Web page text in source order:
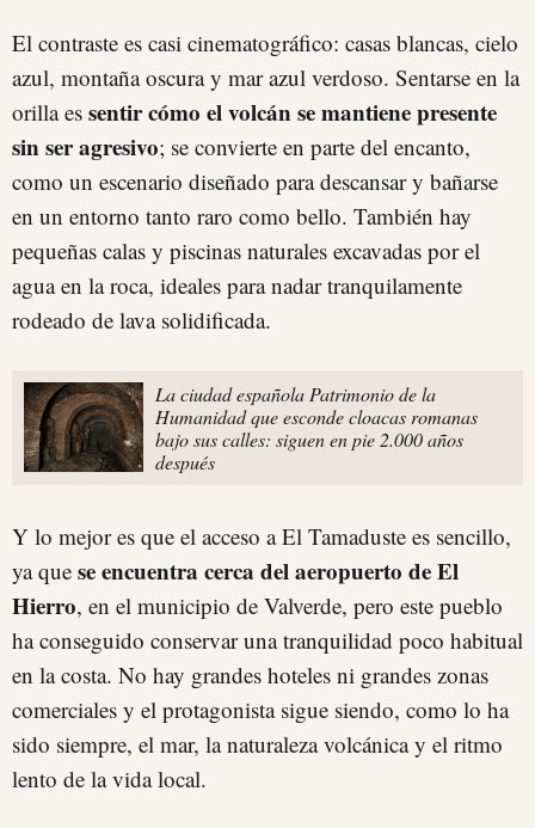
El contraste es casi cinematográfico: casas blancas, cielo
azul, montaña oscura y mar azul verdoso. Sentarse en la
orilla es sentir cómo el volcán se mantiene presente
sin ser agresivo; se convierte en parte del encanto,
como un escenario diseñado para descansar y bañarse
en un entorno tanto raro como bello. También hay
pequeñas calas y piscinas naturales excavadas por el
agua en la roca, ideales para nadar tranquilamente
rodeado de lava solidificada.
La ciudad española Patrimonio de la
Humanidad que esconde cloacas romanas
bajo sus calles: siguen en pie 2.000 años
después
Y lo mejor es que el acceso a El Tamaduste es sencillo,
ya que se encuentra cerca del aeropuerto de El
Hierro, en el municipio de Valverde, pero este pueblo
ha conseguido conservar una tranquilidad poco habitual
en la costa. No hay grandes hoteles ni grandes zonas
comerciales y el protagonista sigue siendo, como lo ha
sido siempre, el mar, la naturaleza volcánica y el ritmo
lento de la vida local.